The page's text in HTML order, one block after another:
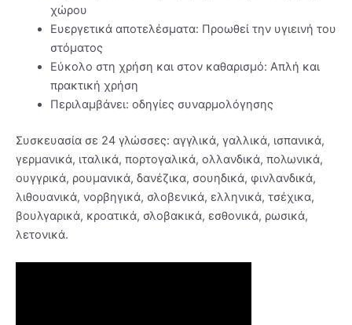
χώρου
Ευεργετικά αποτελέσματα: Προωθεί την υγιεινή του
στόματος
Εύκολο στη χρήση και στον καθαρισμό: Απλή και
πρακτική χρήση
Περιλαμβάνει: οδηγίες συναρμολόγησης
Συσκευασία σε 24 γλώσσες: αγγλικά, γαλλικά, ισπανικά,
γερμανικά, ιταλικά, πορτογαλικά, ολλανδικά, πολωνικά,
ουγγρικά, ρουμανικά, δανέζικα, σουηδικά, φινλανδικά,
λιθουανικά, νορβηγικά, σλοβενικά, ελληνικά, τσέχικα,
βουλγαρικά, κροατικά, σλοβακικά, εσθονικά, ρωσικά,
λετονικά.